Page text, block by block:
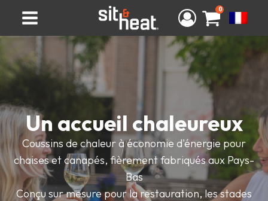
0
Un accueil chaleureux
Coussins de chaleur à économie d'énergie pour
chaises et canapés, fièrement fabriqués aux Pays-
Bas
Conçu sur mesure pour la restauration, les stades